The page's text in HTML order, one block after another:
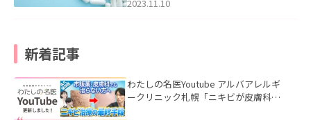
2023.11.10
新着記事
わたしの名医Youtube アルバアレルギ
ークリニック札幌「ニキビが皮膚科で